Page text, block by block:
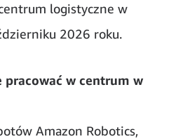
logistyczne w
2026 roku.
w centrum w
Amazon Robotics,